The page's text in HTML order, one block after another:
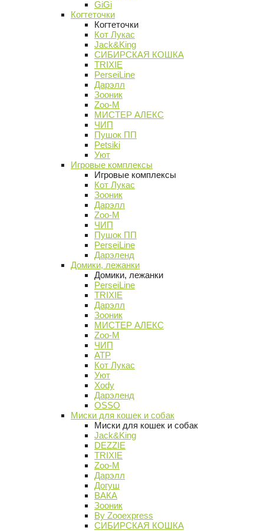
GiGi
Когтеточки
Когтеточки
Кот Лукас
Jack&King
СИБИРСКАЯ КОШКА
TRIXIE
PerseiLine
Дарэлл
Зооник
Zoo-M
МИСТЕР АЛЕКС
ЧИП
Пушок ПП
Petsiki
Уют
Игровые комплексы
Игровые комплексы
Кот Лукас
Зооник
Дарэлл
Zoo-M
ЧИП
Пушок ПП
PerseiLine
Дарэленд
Домики, лежанки
Домики, лежанки
PerseiLine
TRIXIE
Дарэлл
Зооник
МИСТЕР АЛЕКС
Zoo-M
ЧИП
АТР
Кот Лукас
Уют
Xody
Дарэленд
OSSO
Миски для кошек и собак
Миски для кошек и собак
Jack&King
DEZZIE
TRIXIE
Zoo-M
Дарэлл
Догуш
ВАКА
Зооник
By Zooexpress
СИБИРСКАЯ КОШКА